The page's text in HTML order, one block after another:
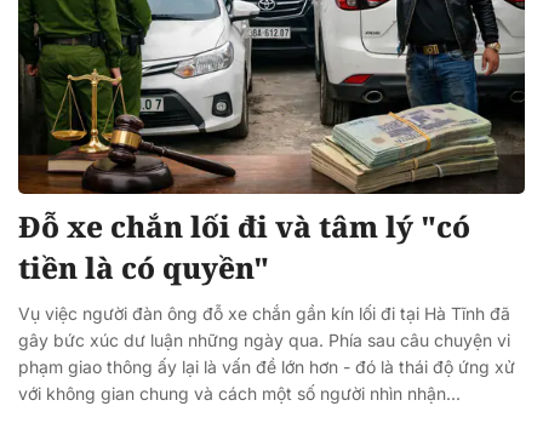
Đỗ xe chắn lối đi và tâm lý "có
tiền là có quyền"
Vụ việc người đàn ông đỗ xe chắn gần kín lối đi tại Hà Tĩnh đã
gây bức xúc dư luận những ngày qua. Phía sau câu chuyện vi
phạm giao thông ấy lại là vấn đề lớn hơn - đó là thái độ ứng xử
với không gian chung và cách một số người nhìn nhận...